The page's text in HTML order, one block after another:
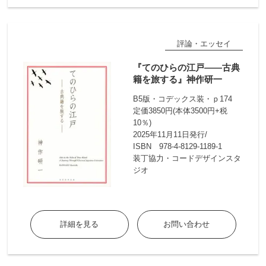
評論・エッセイ
『てのひらの江戸――古典
籍を旅する』神作研一
B5版・コデックス装・ｐ174
定価3850円(本体3500円+税
10％)
2025年11月11日発行/
ISBN 978-4-8129-1189-1
装丁協力・コードデザインスタ
ジオ
詳細を見る お問い合わせ